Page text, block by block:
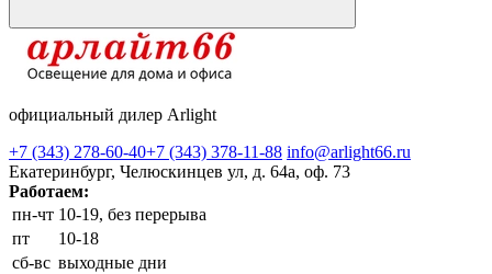
официальный дилер Arlight
+7 (343) 278-60-40+7 (343) 378-11-88 info@arlight66.ru
Екатеринбург, Челюскинцев ул, д. 64а, оф. 73
Работаем:
пн-чт 10-19, без перерыва
пт
10-18
сб-вс выходные дни